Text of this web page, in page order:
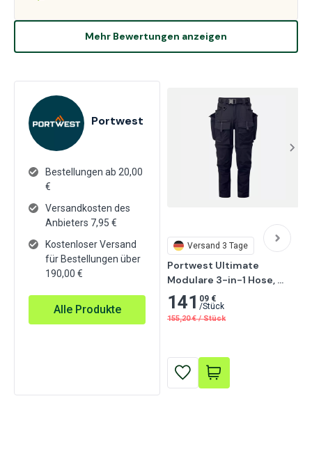
Mehr Bewertungen anzeigen
Portwest
Bestellungen ab 20,00
€
Versandkosten des
Anbieters 7,95 €
Kostenloser Versand
für Bestellungen über
190,00 €
Alle Produkte
Versand 3 Tage
Portwest Ultimate
Modulare 3-in-1 Hose,
Schwarz/Gelb
141 09 €
/Stück
155,20 € / Stück